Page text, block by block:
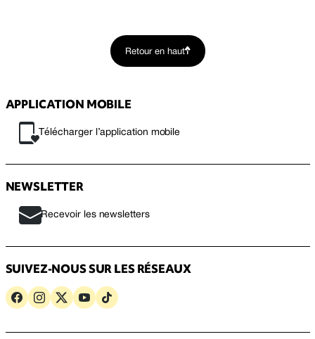
Retour en haut
APPLICATION MOBILE
Télécharger l’application mobile
NEWSLETTER
Recevoir les newsletters
SUIVEZ-NOUS SUR LES RÉSEAUX